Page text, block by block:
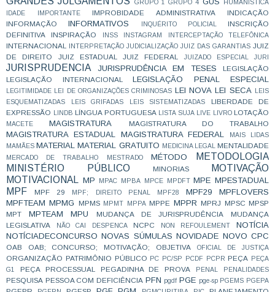
GRUPO 1 GRUPO 4
HUMANÍSTICA
IDADE
IMPORTANTE IMPROBIDADE ADMINISTRATIVA
INDICAÇÃO
INFORMAÇÃO
INFORMATIVOS INQUÉRITO POLICIAL
INSCRIÇÃO
DEFINITIVA
INSPIRAÇÃO INSS INSTAGRAM INTERCEPTAÇÃO TELEFÔNICA
INTERNACIONAL INTERPRETAÇÃO JUDICIALIZAÇÃO JUIZ DAS GARANTIAS JUIZ
DE DIREITO
JUIZ ESTADUAL JUIZ FEDERAL JUIZADO ESPECIAL JURI
JURISPRUDENCIA JURISPRUDÊNCIA EM TESES
LEGISLAÇÃO
LEGISLAÇÃO INTERNACIONAL
LEGISLAÇÃO PENAL ESPECIAL
LEGITIMIDADE LEI DE ORGANIZAÇÕES CRIMINOSAS LEI NOVA LEI SECA
LEIS
ESQUEMATIZADAS
LEIS GRIFADAS LEIS SISTEMATIZADAS
LIBERDADE DE
EXPRESSÃO
LINDB LÍNGUA PORTUGUESA LISTA SUJA LIVE LIVRO LOTAÇÃO
MACETE MAGISTRATURA MAGISTRATURA DO TRABALHO
MAGISTRATURA ESTADUAL MAGISTRATURA FEDERAL
MAIS LIDAS
MAMÃES MATERIAL MATERIAL GRATUITO MEDICINA LEGAL MENTALIDADE
MERCADO DE TRABALHO MESTRADO MÉTODO
METODOLOGIA
MINISTÉRIO PÚBLICO
MINORIAS
MOTIVAÇÃO
MOTIVACIONAL
MP MPAC MPBA MPCE MPDFT MPE MPESTADUAL
MPF MPF 29 MPF; DIREITO PENAL MPF28 MPF29
MPFLOVERS
MPFTEAM MPMG MPMS MPMT MPPA MPPE MPPR MPRJ MPSC MPSP
MPT
MPTEAM MPU MUDANÇA DE JURISPRUDÊNCIA
MUDANÇA
LEGISLATIVA
NÃO CAI DESPENCA NCPC NON REFOULEMENT
NOTÍCIA
NOTÍCIADECONCURSO NOVAS SÚMULAS NOVIDADE NOVO CPC
OAB OAB; CONCURSO; MOTIVAÇÃO; OBJETIVA OFICIAL DE JUSTIÇA
ORGANIZAÇÃO PATRIMÔNIO PÚBLICO PC PC/SP PCDF PCPR PEÇA
PEÇA
G1
PEÇA PROCESSUAL PEGADINHA DE PROVA PENAL PENALIDADES
PESQUISA PESSOA COM DEFICIÊNCIA PFN pgdf PGE pge-sp PGEMS PGEPA